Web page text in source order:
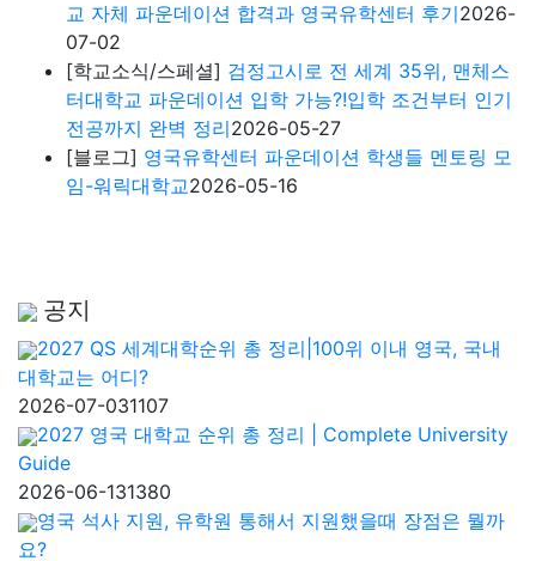
교 자체 파운데이션 합격과 영국유학센터 후기2026-
07-02
[학교소식/스페셜] 검정고시로 전 세계 35위, 맨체스
터대학교 파운데이션 입학 가능?!입학 조건부터 인기
전공까지 완벽 정리2026-05-27
[블로그] 영국유학센터 파운데이션 학생들 멘토링 모
임-워릭대학교2026-05-16
공지
2027 QS 세계대학순위 총 정리|100위 이내 영국, 국내
대학교는 어디?
2026-07-031107
2027 영국 대학교 순위 총 정리 | Complete University
Guide
2026-06-131380
영국 석사 지원, 유학원 통해서 지원했을때 장점은 뭘까
요?